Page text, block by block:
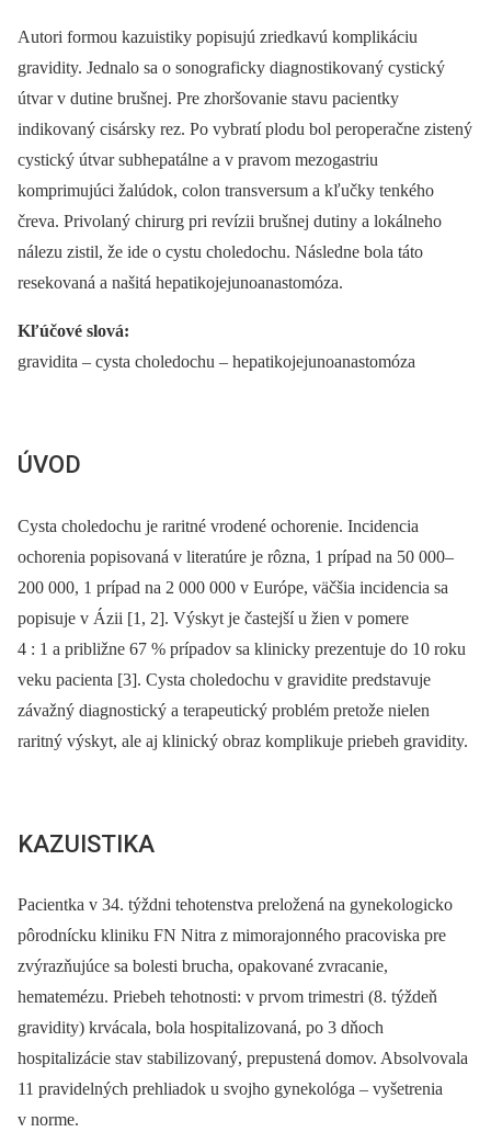
Autori formou kazuistiky popisujú zriedkavú komplikáciu
gravidity. Jednalo sa o sonograficky diagnostikovaný cystický
útvar v dutine brušnej. Pre zhoršovanie stavu pacientky
indikovaný cisársky rez. Po vybratí plodu bol peroperačne zistený
cystický útvar subhepatálne a v pravom mezogastriu
komprimujúci žalúdok, colon transversum a kľučky tenkého
čreva. Privolaný chirurg pri revízii brušnej dutiny a lokálneho
nálezu zistil, že ide o cystu choledochu. Následne bola táto
resekovaná a našitá hepatikojejunoanastomóza.
Kľúčové slová:
gravidita –⁠ cysta choledochu –⁠ hepatikojejunoanastomóza
ÚVOD
Cysta choledochu je raritné vrodené ochorenie. Incidencia
ochorenia popisovaná v literatúre je rôzna, 1 prípad na 50 000–
200 000, 1 prípad na 2 000 000 v Európe, väčšia incidencia sa
popisuje v Ázii [1, 2]. Výskyt je častejší u žien v pomere
4 : 1 a približne 67 % prípadov sa klinicky prezentuje do 10 roku
veku pacienta [3]. Cysta choledochu v gravidite predstavuje
závažný diagnostický a terapeutický problém pretože nielen
raritný výskyt, ale aj klinický obraz komplikuje priebeh gravidity.
KAZUISTIKA
Pacientka v 34. týždni tehotenstva preložená na gynekologicko
pôrodnícku kliniku FN Nitra z mimorajonného pracoviska pre
zvýrazňujúce sa bolesti brucha, opakované zvracanie,
hematemézu. Priebeh tehotnosti: v prvom trimestri (8. týždeň
gravidity) krvácala, bola hospitalizovaná, po 3 dňoch
hospitalizácie stav stabilizovaný, prepustená domov. Absolvovala
11 pravidelných prehliadok u svojho gynekológa –⁠ vyšetrenia
v norme.